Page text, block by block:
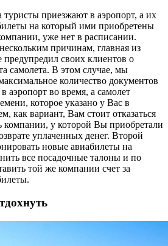
приезжают в аэропорт, а их
на который ими приобретены
уже нет в расписании.
причинам, главная из
предупредил своих клиентов о
самолета. В этом случае, мы
количество документов
аэропорт во время, а самолет
которое указано у Вас в
как вариант, Вам стоит отказаться
компании, у которой Вы приобретали
уплаченных денег. Второй
новые авиабилеты на
все посадочные талоны и по
той же компании счет за